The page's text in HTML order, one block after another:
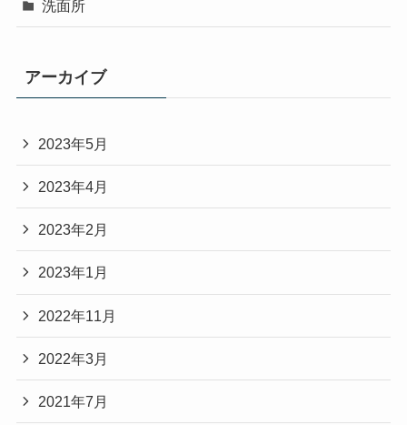
洗面所
アーカイブ
2023年5月
2023年4月
2023年2月
2023年1月
2022年11月
2022年3月
2021年7月